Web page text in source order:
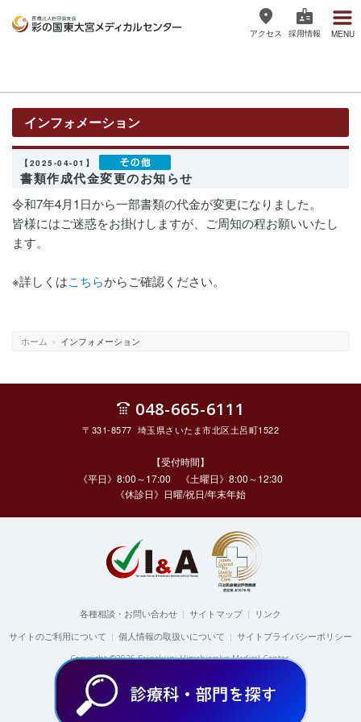
メディカルセンター
アクセス 採用情報 MENU
インフォメーション
【2025-04-01】
書類作成代金変更のお知らせ
令和7年4月1日から一部書類の代金が変更になりました。
皆様にはご迷惑をお掛けしますが、ご周知の程お願いいたし
ます。
※詳しくはこちらからご確認ください。
ホーム » インフォメーション
048-665-6111
〒331-8577 埼玉県さいたま市北区土呂町1522
【受付時間】
《平日》8:00～17:00 《土曜日》8:00～12:30
《休診日》日曜/祝日/年末年始
各種相談・お問い合わせ | サイトマップ| リンク
サイトのご利用について | 個人情報の取扱いについて | サイトプライバシーポリシー
Copyright ©2026 Sainokuni Higashiomiya Medical Center.